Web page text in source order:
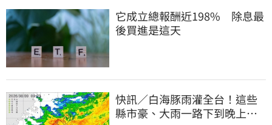
它成立總報酬近198%　除息最
後買進是這天
快訊／白海豚雨灌全台！這些
縣市豪、大雨一路下到晚上 3